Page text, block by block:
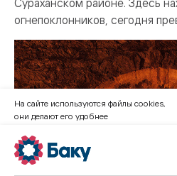
Сураханском районе. Здесь
огнепоклонников, сегодня
На сайте используются файлы cookies,
они делают его удобнее